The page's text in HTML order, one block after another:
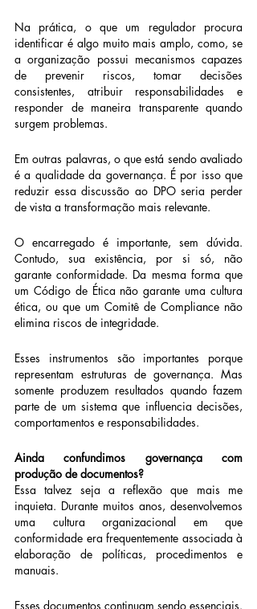
Na prática, o que um regulador procura
identificar é algo muito mais amplo, como, se
a organização possui mecanismos capazes
de prevenir riscos, tomar decisões
consistentes, atribuir responsabilidades e
responder de maneira transparente quando
surgem problemas.
Em outras palavras, o que está sendo avaliado
é a qualidade da governança. É por isso que
reduzir essa discussão ao DPO seria perder
de vista a transformação mais relevante.
O encarregado é importante, sem dúvida.
Contudo, sua existência, por si só, não
garante conformidade. Da mesma forma que
um Código de Ética não garante uma cultura
ética, ou que um Comitê de Compliance não
elimina riscos de integridade.
Esses instrumentos são importantes porque
representam estruturas de governança. Mas
somente produzem resultados quando fazem
parte de um sistema que influencia decisões,
comportamentos e responsabilidades.
Ainda confundimos governança com
produção de documentos?
Essa talvez seja a reflexão que mais me
inquieta. Durante muitos anos, desenvolvemos
uma cultura organizacional em que
conformidade era frequentemente associada à
elaboração de políticas, procedimentos e
manuais.
Esses documentos continuam sendo essenciais.